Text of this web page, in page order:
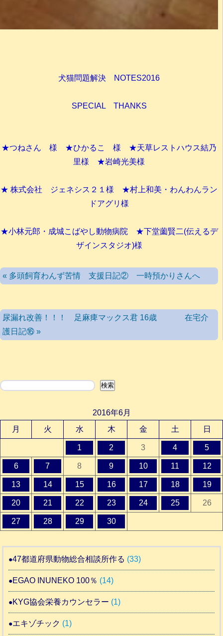
犬猫問題解決 NOTES2016
SPECIAL THANKS
★つねさん 様 ★ひかるこ 様 ★天草レストハウス結乃
里様 ★岩崎光美様
★ 株式会社 ジェネシス２１様 ★村上和美・わんわんラン
ドアグリ様
★小林元郎・成城こばやし動物病院 ★下堂薗賢二(伝えるデ
ザインスタジオ)様
« 多頭飼育わんず苦情 支援日記② 一時預かりさんへ
尿漏れ改善！！！ 足麻痺マックス君 16歳 在宅介
護日記⑯ »
検索 検索
2016年6月
月
火 水 木 金 土 日
1 2 3 4 5
6 7 8 9 10 11 12
13 14 15 16 17 18 19
20 21 22 23 24 25 26
27 28 29 30
47都道府県動物総合相談所作る (33)
EGAO INUNEKO 100％ (14)
KYG協会栄養カウンセラー (1)
エキゾチック (1)